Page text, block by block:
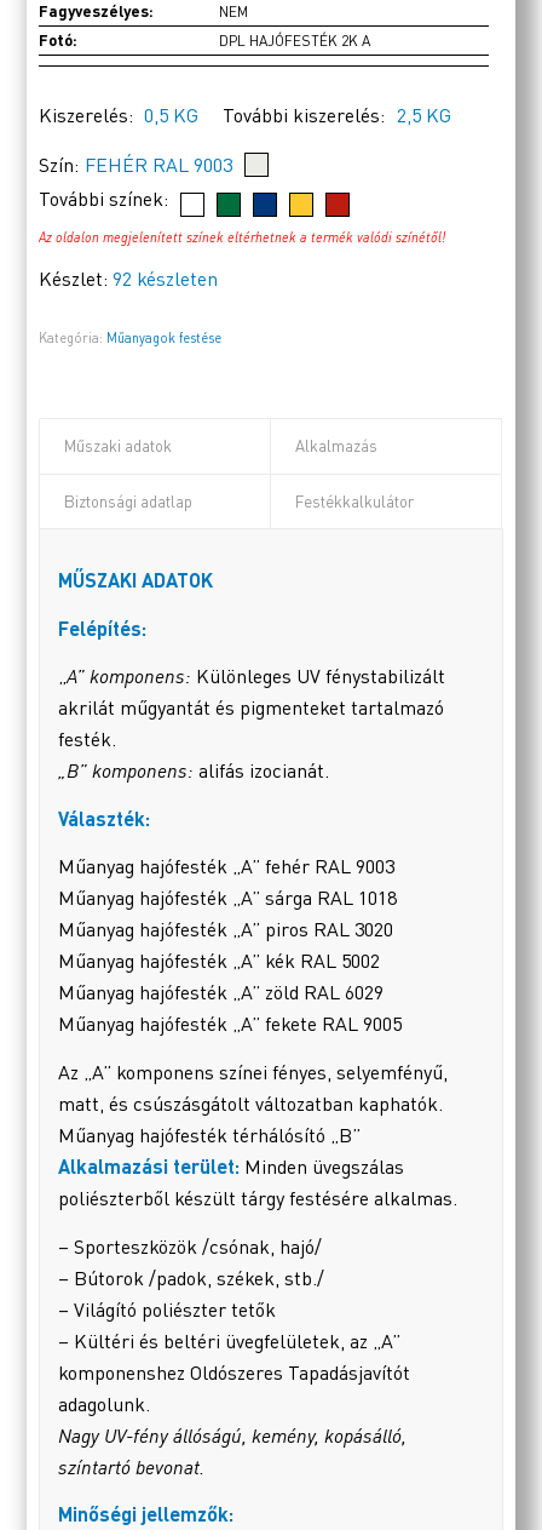
Fagyveszélyes: NEM
Fotó: DPL HAJÓFESTÉK 2K A
Kiszerelés: 0,5 KG További kiszerelés: 2,5 KG
Szín: FEHÉR RAL 9003
További színek:
Az oldalon megjelenített színek eltérhetnek a termék valódi színétől!
Készlet:92 készleten
Kategória: Műanyagok festése
Műszaki adatok Alkalmazás
Biztonsági adatlap Festékkalkulátor
MŰSZAKI ADATOK
Felépítés:
„A” komponens: Különleges UV fénystabilizált
akrilát műgyantát és pigmenteket tartalmazó
festék.
„B” komponens: alifás izocianát.
Választék:
Műanyag hajófesték „A” fehér RAL 9003
Műanyag hajófesték „A” sárga RAL 1018
Műanyag hajófesték „A” piros RAL 3020
Műanyag hajófesték „A” kék RAL 5002
Műanyag hajófesték „A” zöld RAL 6029
Műanyag hajófesték „A” fekete RAL 9005
Az „A” komponens színei fényes, selyemfényű,
matt, és csúszásgátolt változatban kaphatók.
Műanyag hajófesték térhálósító „B”
Alkalmazási terület: Minden üvegszálas
poliészterből készült tárgy festésére alkalmas.
– Sporteszközök /csónak, hajó/
– Bútorok /padok, székek, stb./
– Világító poliészter tetők
– Kültéri és beltéri üvegfelületek, az „A”
komponenshez Oldószeres Tapadásjavítót
adagolunk.
Nagy UV-fény állóságú, kemény, kopásálló,
színtartó bevonat.
Minőségi jellemzők: